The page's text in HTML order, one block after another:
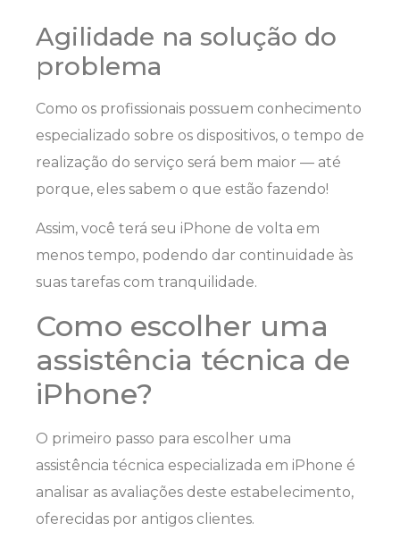
Agilidade na solução do
problema
Como os profissionais possuem conhecimento
especializado sobre os dispositivos, o tempo de
realização do serviço será bem maior — até
porque, eles sabem o que estão fazendo!
Assim, você terá seu iPhone de volta em
menos tempo, podendo dar continuidade às
suas tarefas com tranquilidade.
Como escolher uma
assistência técnica de
iPhone?
O primeiro passo para escolher uma
assistência técnica especializada em iPhone é
analisar as avaliações deste estabelecimento,
oferecidas por antigos clientes.